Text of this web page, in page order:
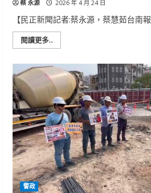
改
蔡 永源 2026 年 4 月 24 日
【民正新聞記者:蔡永源，蔡慧茹台南報
閱讀更多..
more
二
警
環
監
警
聯
合
稽
查
大
執
法
違
規
及
擅
自
改
警政